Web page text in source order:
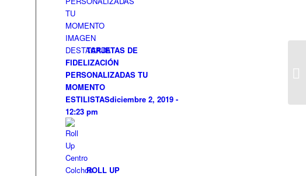
TARJETAS DE
FIDELIZACIÓN
PERSONALIZADAS TU
MOMENTO
ESTILISTASdiciembre 2, 2019 -
12:23 pm
ROLL UP